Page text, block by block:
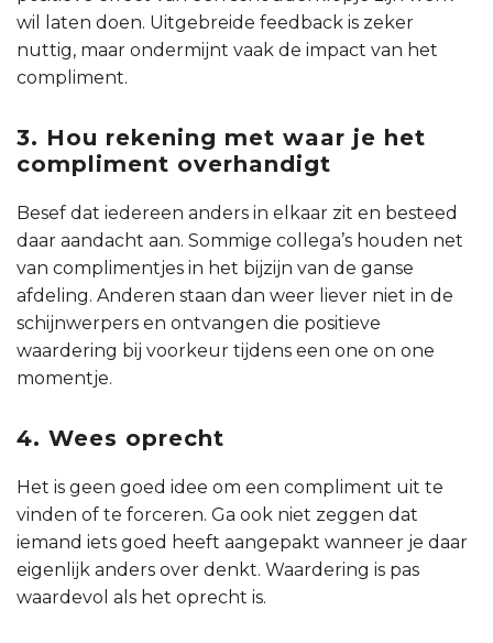
wil laten doen. Uitgebreide feedback is zeker
nuttig, maar ondermijnt vaak de impact van het
compliment.
3. Hou rekening met waar je het
compliment overhandigt
Besef dat iedereen anders in elkaar zit en besteed
daar aandacht aan. Sommige collega’s houden net
van complimentjes in het bijzijn van de ganse
afdeling. Anderen staan dan weer liever niet in de
schijnwerpers en ontvangen die positieve
waardering bij voorkeur tijdens een one on one
momentje.
4. Wees oprecht
Het is geen goed idee om een compliment uit te
vinden of te forceren. Ga ook niet zeggen dat
iemand iets goed heeft aangepakt wanneer je daar
eigenlijk anders over denkt. Waardering is pas
waardevol als het oprecht is.